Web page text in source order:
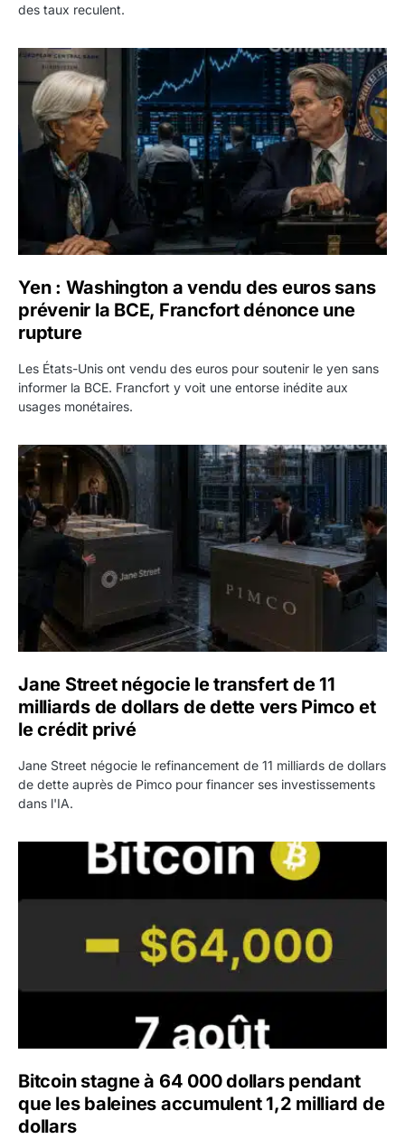
des taux reculent.
Yen : Washington a vendu des euros sans prévenir la
Yen : Washington a vendu des euros sans
prévenir la BCE, Francfort dénonce une
rupture
Les États-Unis ont vendu des euros pour soutenir le yen sans
informer la BCE. Francfort y voit une entorse inédite aux
usages monétaires.
Jane Street négocie le transfert de 11 milliards de
Jane Street négocie le transfert de 11
milliards de dollars de dette vers Pimco et
le crédit privé
Jane Street négocie le refinancement de 11 milliards de dollars
de dette auprès de Pimco pour financer ses investissements
dans l'IA.
Bitcoin stagne à 64 000 dollars pendant que les
Bitcoin stagne à 64 000 dollars pendant
que les baleines accumulent 1,2 milliard de
dollars